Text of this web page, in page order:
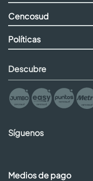
Cencosud
Políticas
Descubre
Síguenos
Medios de pago